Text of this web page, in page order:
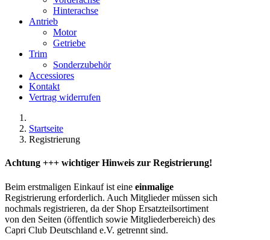
Hinterachse
Antrieb
Motor
Getriebe
Trim
Sonderzubehör
Accessiores
Kontakt
Vertrag widerrufen
Startseite
Registrierung
Achtung +++ wichtiger Hinweis zur Registrierung!
Beim erstmaligen Einkauf ist eine einmalige
Registrierung erforderlich. Auch Mitglieder müssen sich
nochmals registrieren, da der Shop Ersatzteilsortiment
von den Seiten (öffentlich sowie Mitgliederbereich) des
Capri Club Deutschland e.V. getrennt sind.